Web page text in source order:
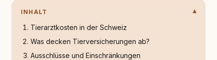
INHALT
Tierarztkosten in der Schweiz
Was decken Tierversicherungen ab?
Ausschlüsse und Einschränkungen